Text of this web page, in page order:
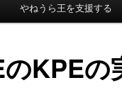
やねうら王を支援する
KPEの